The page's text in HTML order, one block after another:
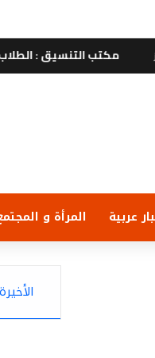
: الطلاب يمكنهم
عربية المرأة و
الأخيرة